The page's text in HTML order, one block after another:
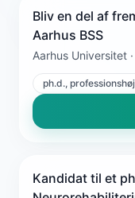
Bliv en del af
Aarhus BSS
Aarhus Universitet
ph.d.,
Kandidat til et